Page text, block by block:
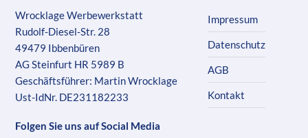
Wrocklage Werbewerkstatt
Rudolf-Diesel-Str. 28
49479 Ibbenbüren
AG Steinfurt HR 5989 B
Geschäftsführer: Martin Wrocklage
Ust-IdNr. DE231182233
Folgen Sie uns auf Social Media
Impressum
Datenschutz
AGB
Kontakt